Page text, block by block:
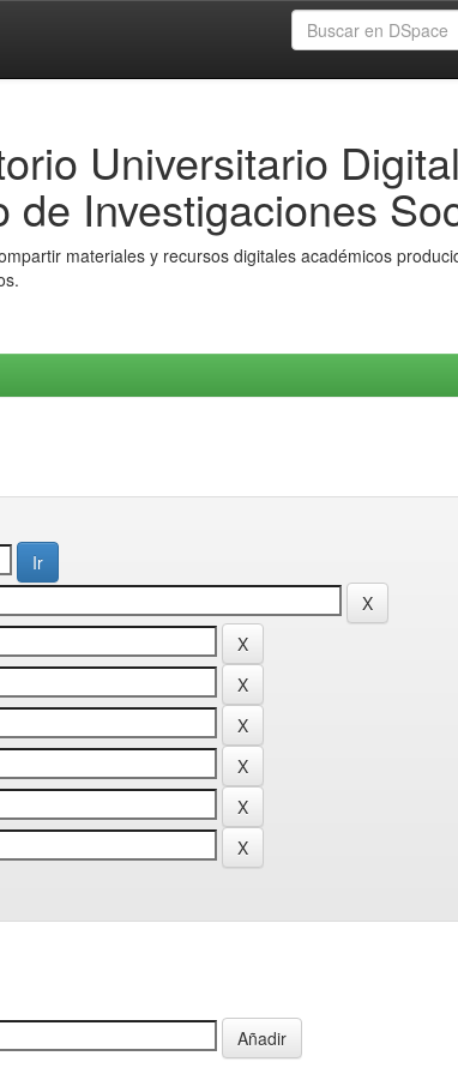
Universitario Digital
de Investigaciones
materiales y recursos digitales académicos